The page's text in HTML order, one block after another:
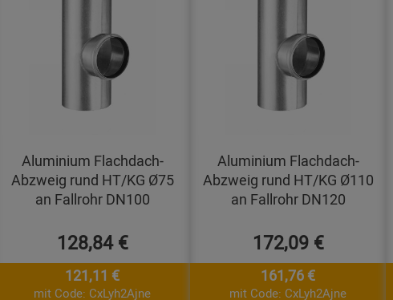
Aluminium Flachdach-
Abzweig rund HT/KG Ø75
an Fallrohr DN100
128,84 €
121,11 €
mit Code: CxLyh2Ajne
Aluminium Flachdach-
Abzweig rund HT/KG Ø110
an Fallrohr DN120
172,09 €
161,76 €
mit Code: CxLyh2Ajne